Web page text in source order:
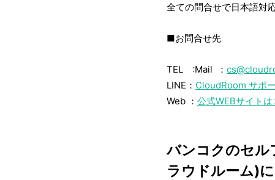
全ての問合せで日本語対
■お問合せ先
TEL :Mail ：
LINE： CloudRoom サポ
Web ： 公式WEBサイトは
バンコクのセル
ラウドルーム)